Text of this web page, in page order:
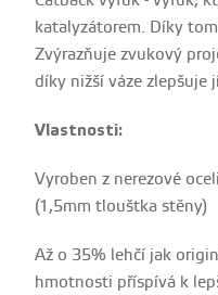
katalyzátorem. Díky
Zvýrazňuje zvukový
díky nižší váze zlepšuje
Vlastnosti:
Vyroben z nerezové
(1,5mm tlouštka stěny)
Až o 35% lehčí jak
hmotnosti příspívá k